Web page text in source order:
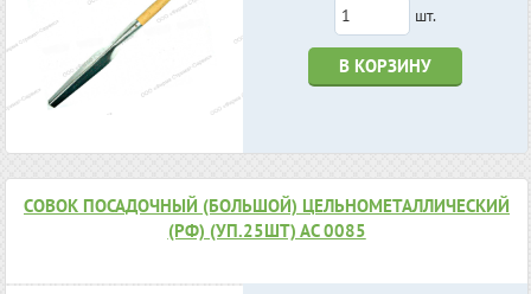
шт.
В КОРЗИНУ
СОВОК ПОСАДОЧНЫЙ (БОЛЬШОЙ) ЦЕЛЬНОМЕТАЛЛИЧЕСКИЙ
(РФ) (УП.25ШТ) АС 0085